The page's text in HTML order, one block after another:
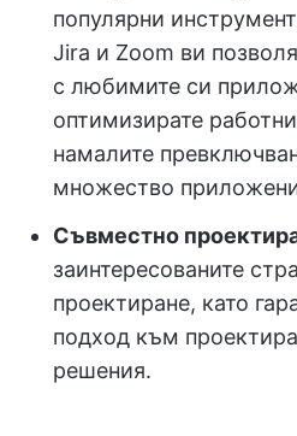
популярни
Jira и Zoom ви
с любимите си
оптимизирате
намалите
множество
Съвместно
заинтересованите
проектиране, като
подход към
решения.